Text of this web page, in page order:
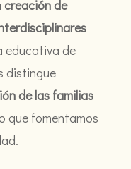
creación de
educativa de
distingue
de las familias
que fomentamos